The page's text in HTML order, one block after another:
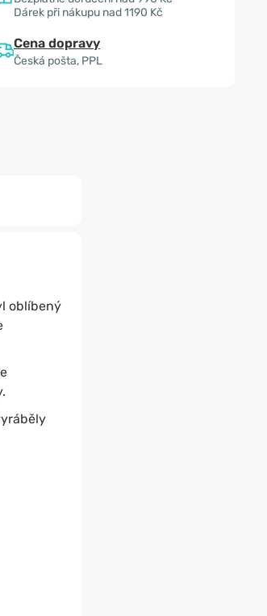
Dárek při nákupu nad 1190 Kč
Cena dopravy
Česká pošta, PPL
oblíbený